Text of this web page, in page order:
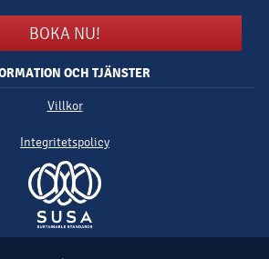
BOKA NU!
OCH TJÄNSTER
Villkor
Integritetspolicy